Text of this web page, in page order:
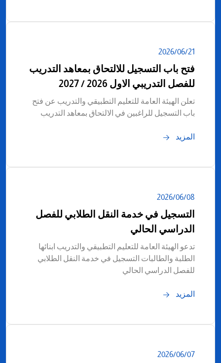
21‏/06‏/2026
فتح باب التسجيل للالتحاق بمعاهد التدريب
للفصل التدريبي الاول 2026 / 2027
تعلن الهيئة العامة للتعليم التطبيقي والتدريب عن فتح
باب التسجيل للراغبين في الالتحاق بمعاهد التدريب
المزيد
08‏/06‏/2026
التسجيل في خدمة النقل الطلابي للفصل
الدراسي الحالي
تدعو الهيئة العامة للتعليم التطبيقي والتدريب ابنائها
الطلبة والطالبات التسجيل في خدمة النقل الطلابي
للفصل الدراسي الحالي
المزيد
07‏/06‏/2026